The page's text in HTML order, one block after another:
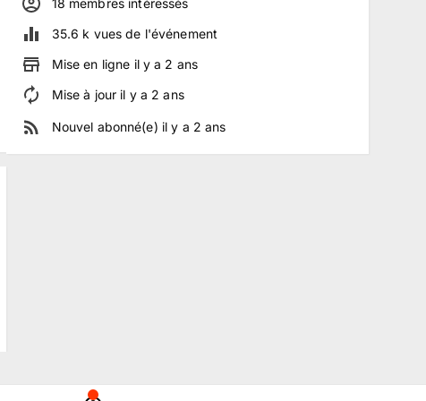
18 membresintéressés
35.6 k vues de l'événement
Mise en ligne il y a 2 ans
Mise à jour il y a 2 ans
Nouvel abonné(e) il y a 2 ans